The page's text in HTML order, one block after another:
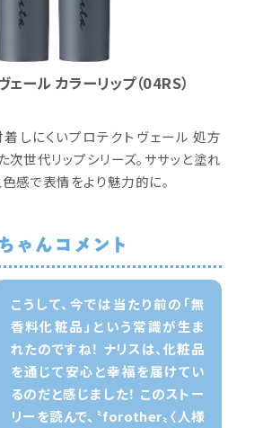
ール カラーリップ（04RS）
しにくいプロテクトヴェール 処方
次世代リップシリーズ。ササッと塗れ
感で表情をより魅力的に。
こうして、今では当たり前の「無
香料化粧品」という常識が生ま
れたのですね！ ナリスは、化粧品
を通じて安心と幸福を届けてい
るのだと感じました！ このストー
リーを読んで、〝forother〟〈人様